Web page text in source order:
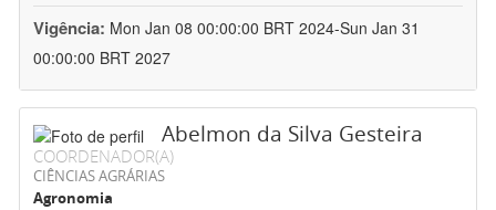
Vigência: Mon Jan 08 00:00:00 BRT 2024-Sun Jan 31
00:00:00 BRT 2027
Abelmon da Silva Gesteira
COORDENADOR(A)
CIÊNCIAS AGRÁRIAS
Agronomia